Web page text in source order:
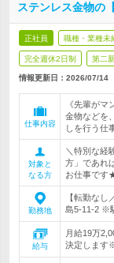
ステンレス金物の
正社員 職種・業種未
完全週休2日制 第二
情報更新日：2026/07/14
仕事内容
《先輩が
金物などを
しを行う仕
対象と
なる方
＼特別な経
方」であれ
お仕事です
勤務地
【転勤な
島5-11-2 ※
給与
月給19万
決定します